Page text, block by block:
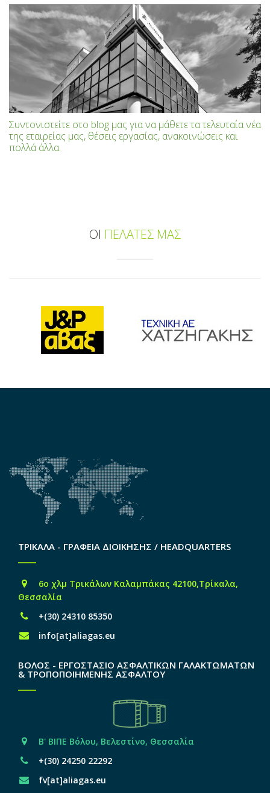
Συντονιστείτε στο blog μας για να μάθετε τα τελευταία νέα
της εταιρείας μας, θέσεις εργασίας, ανακοινώσεις και
πολλά άλλα.
ΟΙ ΠΕΛΑΤΕΣ ΜΑΣ
ΤΡΙΚΑΛΑ - ΓΡΑΦΕΙΑ ΔΙΟΙΚΗΣΗΣ / HEADQUARTERS
6o χλμ Τρικάλων Καλαμπάκας 42100,Τρίκαλα,
Θεσσαλία
+(30) 24310 85350
info[at]aliagas.eu
ΒΟΛΟΣ - ΕΡΓΟΣΤΑΣΙΟ ΑΣΦΑΛΤΙΚΩΝ ΓΑΛΑΚΤΩΜΑΤΩΝ
& ΤΡΟΠΟΠΟΙΗΜΕΝΗΣ ΑΣΦΑΛΤΟΥ
Β' ΒΙΠΕ Βόλου, Βελεστίνο, Θεσσαλία
+(30) 24250 22292
fv[at]aliagas.eu